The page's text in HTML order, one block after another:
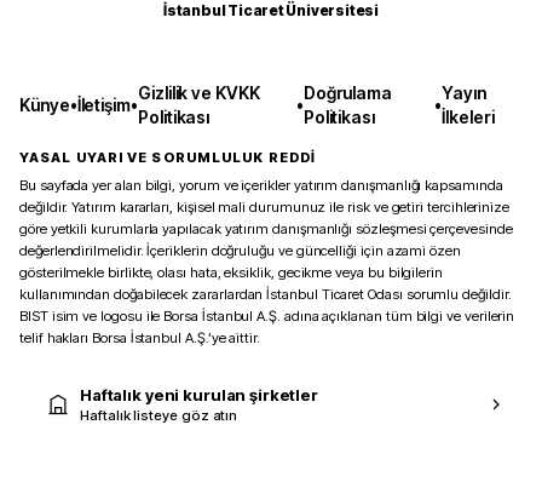
İstanbul Ticaret Üniversitesi
Künye•İletişim•
Gizlilik ve KVKK
Politikası
•
Doğrulama
Politikası
•
Yayın
İlkeleri
YASAL UYARI VE SORUMLULUK REDDİ
Bu sayfada yer alan bilgi, yorum ve içerikler yatırım danışmanlığı kapsamında
değildir. Yatırım kararları, kişisel mali durumunuz ile risk ve getiri tercihlerinize
göre yetkili kurumlarla yapılacak yatırım danışmanlığı sözleşmesi çerçevesinde
değerlendirilmelidir. İçeriklerin doğruluğu ve güncelliği için azami özen
gösterilmekle birlikte, olası hata, eksiklik, gecikme veya bu bilgilerin
kullanımından doğabilecek zararlardan İstanbul Ticaret Odası sorumlu değildir.
BIST isim ve logosu ile Borsa İstanbul A.Ş. adına açıklanan tüm bilgi ve verilerin
telif hakları Borsa İstanbul A.Ş.’ye aittir.
Haftalık yeni kurulan şirketler
Haftalık listeye göz atın